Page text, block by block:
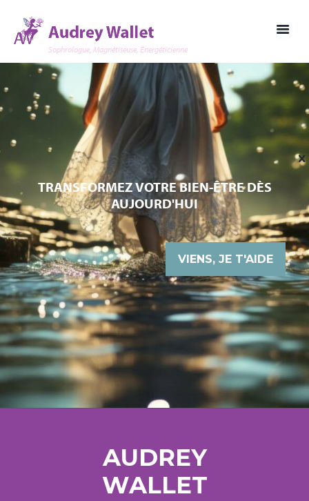
Sophrologue, Magnétiseuse, Énergéticienne
TRANSFORMEZ VOTRE BIEN-ÊTRE DÈS
AUJOURD'HUI
VIENS, JE T'AIDE
AUDREY
WALLET